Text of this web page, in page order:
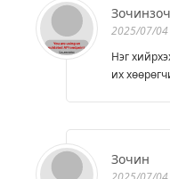
2025/07/04
Нэг
их
Зочин